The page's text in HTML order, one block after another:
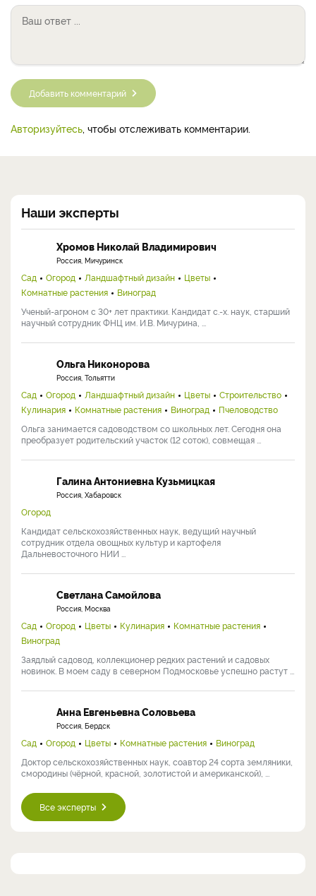
Добавить комментарий
Авторизуйтесь, чтобы отслеживать комментарии.
Наши эксперты
Хромов Николай Владимирович
Россия, Мичуринск
Сад Огород Ландшафтный дизайн
Цветы
Комнатные растения
Виноград
Ученый-агроном с 30+ лет практики. Кандидат с.-х. наук, старший
научный сотрудник ФНЦ им. И.В. Мичурина, ...
Ольга Никонорова
Россия, Тольятти
Сад Огород Ландшафтный дизайн Цветы
Строительство
Кулинария
Комнатные растения Виноград
Пчеловодство
Ольга занимается садоводством со школьных лет. Сегодня она
преобразует родительский участок (12 соток), совмещая ...
Галина Антониевна Кузьмицкая
Россия, Хабаровск
Огород
Кандидат сельскохозяйственных наук, ведущий научный
сотрудник отдела овощных культур и картофеля
Дальневосточного НИИ ...
Светлана Самойлова
Россия, Москва
Сад Огород Цветы Кулинария
Комнатные растения
Виноград
Заядлый садовод, коллекционер редких растений и садовых
новинок. В моем саду в северном Подмосковье успешно растут ...
Анна Евгеньевна Соловьева
Россия, Бердск
Сад Огород Цветы Комнатные растения
Виноград
Доктор сельскохозяйственных наук, соавтор 24 сорта земляники,
смородины (чёрной, красной, золотистой и американской), ...
Все эксперты